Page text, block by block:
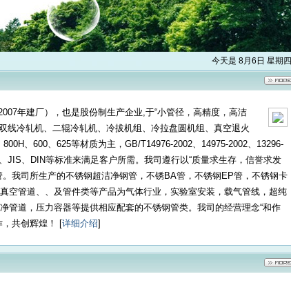
今天是 8月6日 星期四
年建厂），也是股份制生产企业,于“小管径，高精度，高洁
线冷轧机、二辊冷轧机、冷拔机组、冷拉盘圆机组、真空退火
、600、625等材质为主，GB/T14976-2002、14975-2002、13296-
JIS、DIN等标准来满足客户所需。我司遵行以“质量求生存，信誉求发
我司所生产的不锈钢超洁净钢管，不锈BA管，不锈钢EP管，不锈钢卡
空管道、、及管件类等产品为气体行业，实验室安装，载气管线，超纯
管道，压力容器等提供相应配套的不锈钢管类。我司的经营理念“和作
，共创辉煌！ [详细介绍]